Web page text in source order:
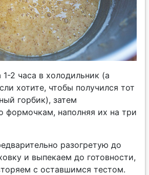
2 часа в холодильник (а
хотите, чтобы получился тот
горбик), затем
формочкам, наполняя их на три
разогретую до
и выпекаем до готовности,
с оставшимся тестом.